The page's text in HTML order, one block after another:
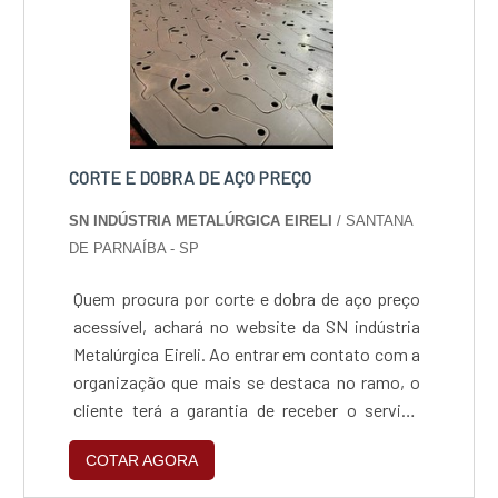
CORTE E DOBRA DE AÇO PREÇO
SN INDÚSTRIA METALÚRGICA EIRELI / SANTANA
DE PARNAÍBA - SP
Quem procura por corte e dobra de aço preço
acessível, achará no website da SN indústria
Metalúrgica Eireli. Ao entrar em contato com a
organização que mais se destaca no ramo, o
cliente terá a garantia de receber o serviço
adequado para cada necessidade, além de
contar com o suporte de uma equipe pronta
para sanar qualquer dúvida.Quando o tema é
COTAR AGORA